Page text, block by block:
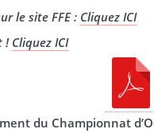
le site FFE : Cliquez ICI
! Cliquez ICI
du Championnat